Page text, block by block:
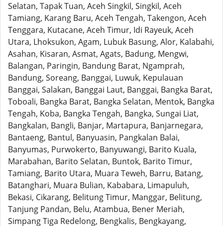
Selatan, Tapak Tuan, Aceh Singkil, Singkil, Aceh
Tamiang, Karang Baru, Aceh Tengah, Takengon, Aceh
Tenggara, Kutacane, Aceh Timur, Idi Rayeuk, Aceh
Utara, Lhoksukon, Agam, Lubuk Basung, Alor, Kalabahi,
Asahan, Kisaran, Asmat, Agats, Badung, Mengwi,
Balangan, Paringin, Bandung Barat, Ngamprah,
Bandung, Soreang, Banggai, Luwuk, Kepulauan
Banggai, Salakan, Banggai Laut, Banggai, Bangka Barat,
Toboali, Bangka Barat, Bangka Selatan, Mentok, Bangka
Tengah, Koba, Bangka Tengah, Bangka, Sungai Liat,
Bangkalan, Bangli, Banjar, Martapura, Banjarnegara,
Bantaeng, Bantul, Banyuasin, Pangkalan Balai,
Banyumas, Purwokerto, Banyuwangi, Barito Kuala,
Marabahan, Barito Selatan, Buntok, Barito Timur,
Tamiang, Barito Utara, Muara Teweh, Barru, Batang,
Batanghari, Muara Bulian, Kababara, Limapuluh,
Bekasi, Cikarang, Belitung Timur, Manggar, Belitung,
Tanjung Pandan, Belu, Atambua, Bener Meriah,
Simpang Tiga Redelong, Bengkalis, Bengkayang,